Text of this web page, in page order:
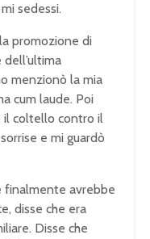
sedessi.
promozione di
menzionò la mia
cum laude. Poi
il coltello contro il
e mi guardò
finalmente avrebbe
disse che era
Disse che